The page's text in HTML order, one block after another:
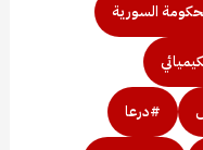
السورية
#درعا